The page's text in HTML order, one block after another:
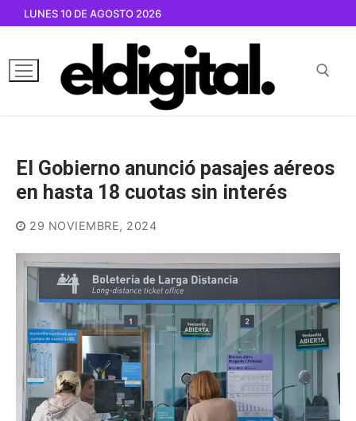
contenido
LUNES 10 DE AGOSTO 2026
El Gobierno anunció pasajes aéreos
en hasta 18 cuotas sin interés
29 NOVIEMBRE, 2024